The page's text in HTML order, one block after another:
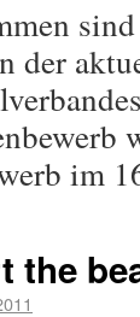
der
im
the